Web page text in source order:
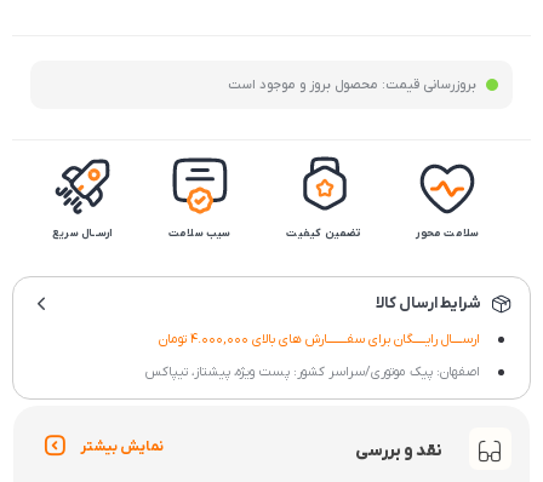
بروزرسانی قیمت: محصول بروز و موجود است
سلامت محور تضمین کیفیت سیب سلامت ارســال سریع
شرایط ارسال کالا
ارســــال رایـــــگان برای سفــــــــارش های بالای 4.000,000 تومان
اصفهان: پیک موتوری/سراسر کشور: پست ویژه، پیشتاز، تیپاکس
نقد و بررسی نمایش بیشتر